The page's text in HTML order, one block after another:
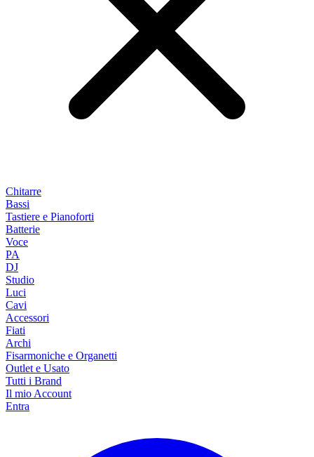
Chitarre
Bassi
Tastiere e Pianoforti
Batterie
Voce
PA
DJ
Studio
Luci
Cavi
Accessori
Fiati
Archi
Fisarmoniche e Organetti
Outlet e Usato
Tutti i Brand
Il mio Account
Entra